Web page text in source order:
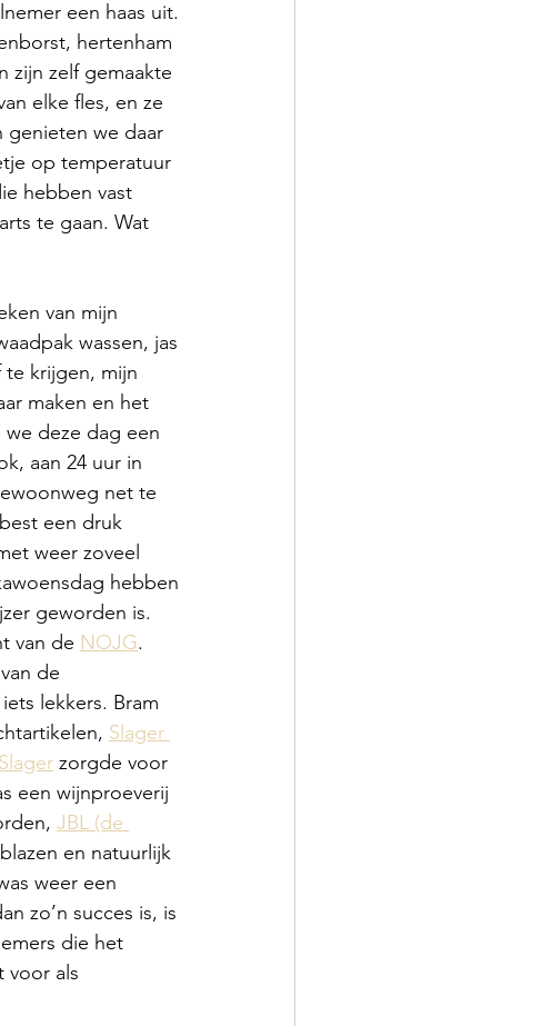
een haas uit.
hertenham
zijn zelf gemaakte
elke fles, en ze
genieten we daar
op temperatuur
hebben vast
te gaan. Wat
van mijn
wassen, jas
krijgen, mijn
maken en het
deze dag een
aan 24 uur in
net te
een druk
weer zoveel
hebben
geworden is.
van de NOJG.
de
lekkers. Bram
Slager
zorgde voor
een wijnproeverij
JBL (de
en natuurlijk
weer een
zo’n succes is, is
die het
voor als